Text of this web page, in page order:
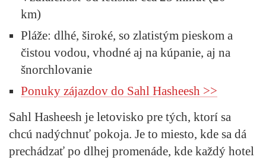
km)
Pláže: dlhé, široké, so zlatistým pieskom a
čistou vodou, vhodné aj na kúpanie, aj na
šnorchlovanie
Ponuky zájazdov do Sahl Hasheesh >>
Sahl Hasheesh je letovisko pre tých, ktorí sa
chcú nadýchnuť pokoja. Je to miesto, kde sa dá
prechádzať po dlhej promenáde, kde každý hotel